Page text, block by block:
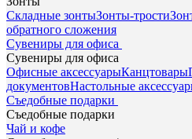
Складные зонтыЗонты-трости
обратного сложения
Сувениры для офиса
Сувениры для офиса
Офисные аксессуарыКанцтовары
документовНастольные
Съедобные подарки
Съедобные подарки
Чай и кофе